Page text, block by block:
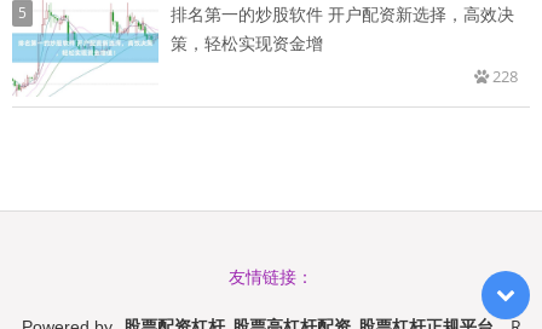
5
排名第一的炒股软件 开户配资新选择，高效决
策，轻松实现资金增
228
友情链接：